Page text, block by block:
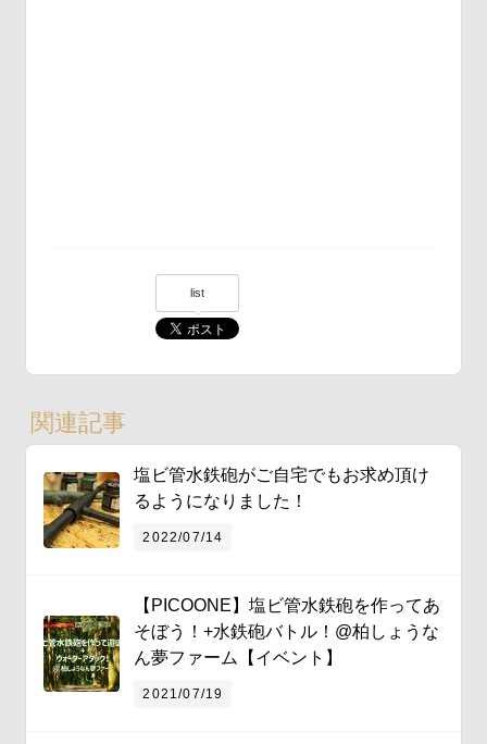
list
関連記事
塩ビ管水鉄砲がご自宅でもお求め頂け
るようになりました！
2022/07/14
【PICOONE】塩ビ管水鉄砲を作ってあ
そぼう！+水鉄砲バトル！@柏しょうな
ん夢ファーム【イベント】
2021/07/19